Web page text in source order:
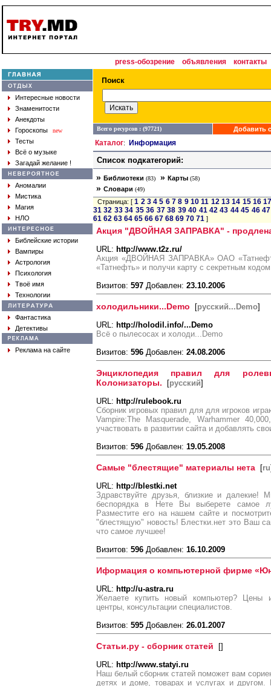
press-обозрение объявления контакты
Интересные новости
Знаменитости
Анекдоты
Гороскопы
new
Тесты
Всё о музыке
Загадай желание !
Аномалии
Мистика
Магия
НЛО
Библейские истории
Вампиры
Астрология
Психология
Твоё имя
Технологии
Фантастика
Детективы
Реклама на сайте
Всего ресурсов : (97721) Добавить
Каталог: Информация
Список подкатегорий:
» Библиотеки (83) » Карты (58)
» Словари (49)
Страница: [1 2 3 4 5 6 7 8 9 10 11 12 13 14 15 16
31 32 33 34 35 36 37 38 39 40 41 42 43 44 45 46 47
61 62 63 64 65 66 67 68 69 70 71 ]
Акция "ДВОЙНАЯ ЗАПРАВКА" -
URL: http://www.t2z.ru/
Акция «ДВОЙНАЯ ЗАПРАВКА» ОАО
«Татнефть» и получи карту с секретным
Визитов: 597 Добавлен: 23.10.2006
холодильники...Demo [русский...Demo]
URL: http://holodil.info/...Demo
Всё о пылесосах и холоди...Demo
Визитов: 596 Добавлен: 24.08.2006
Энциклопедия правил для
Колонизаторы. [русский]
URL: http://rulebook.ru
Сборник игровых правил для для игроков
Vampire:The Masquerade, Warhammer
участвовать в развитии сайта и добавлять
Визитов: 596 Добавлен: 19.05.2008
Самые "блестящие" материалы нета [ru
URL: http://blestki.net
Здравствуйте друзья, близкие и
беспорядка в Нете Вы выберете самое
Разместите его на нашем сайте и
"блестящую" новость! Блестки.нет это Ваш
что самое лучшее!
Визитов: 596 Добавлен: 16.10.2009
Иформация о компьютерной фирме
URL: http://u-astra.ru
Желаете купить новый компьютер? Цены
центры, консультации специалистов.
Визитов: 595 Добавлен: 26.01.2007
Статьи.ру - сборник статей []
URL: http://www.statyi.ru
Наш белый сборник статей поможет вам
детях и доме, товарах и услугах и другом.